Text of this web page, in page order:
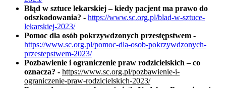
Błąd w sztuce lekarskiej – kiedy pacjent ma prawo do
odszkodowania? - https://www.sc.org.pl/blad-w-sztuce-
lekarskiej-2023/
Pomoc dla osób pokrzywdzonych przestępstwem -
https://www.sc.org.pl/pomoc-dla-osob-pokrzywdzonych-
przestepstwem-2023/
Pozbawienie i ograniczenie praw rodzicielskich – co
oznacza? - https://www.sc.org.pl/pozbawienie-i-
ograniczenie-praw-rodzicielskich-2023/